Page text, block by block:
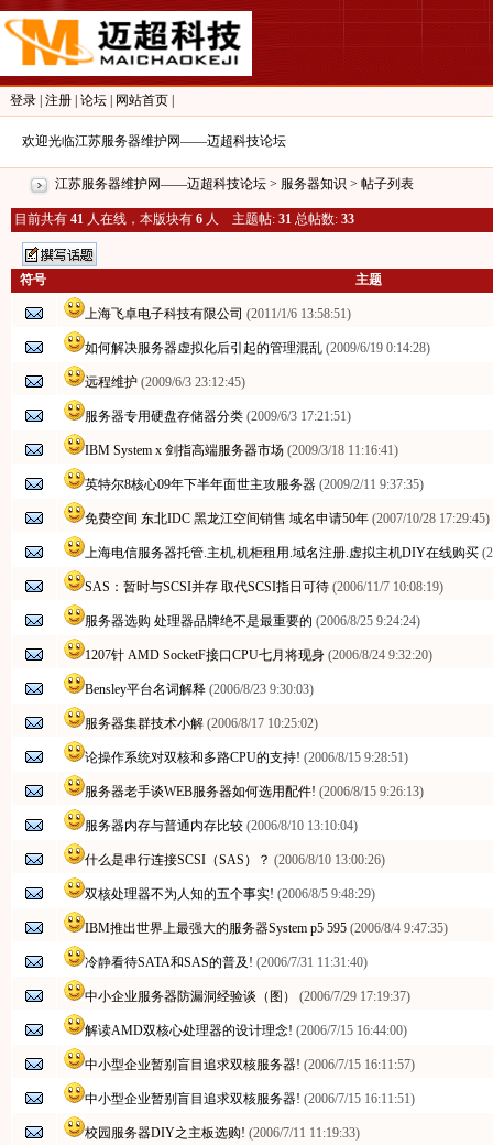
登录 注册 论坛 网站首页
欢迎光临江苏服务器维护网——迈超科技论坛
江苏服务器维护网——迈超科技论坛 > 服务器知识 > 帖子列表
目前共有 41 人在线，本版块有 6 人 主题帖: 31 总帖数: 33
符号 主题
上海飞卓电子科技有限公司 (2011/1/6 13:58:51)
如何解决服务器虚拟化后引起的管理混乱 (2009/6/19 0:14:28)
远程维护 (2009/6/3 23:12:45)
服务器专用硬盘存储器分类 (2009/6/3 17:21:51)
IBM System x 剑指高端服务器市场 (2009/3/18 11:16:41)
英特尔8核心09年下半年面世主攻服务器 (2009/2/11 9:37:35)
免费空间 东北IDC 黑龙江空间销售 域名申请50年 (2007/10/28 17:29:45)
上海电信服务器托管.主机,机柜租用.域名注册.虚拟主机DIY在线购买
SAS：暂时与SCSI并存 取代SCSI指日可待 (2006/11/7 10:08:19)
服务器选购 处理器品牌绝不是最重要的 (2006/8/25 9:24:24)
1207针 AMD SocketF接口CPU七月将现身 (2006/8/24 9:32:20)
Bensley平台名词解释 (2006/8/23 9:30:03)
服务器集群技术小解 (2006/8/17 10:25:02)
论操作系统对双核和多路CPU的支持! (2006/8/15 9:28:51)
服务器老手谈WEB服务器如何选用配件! (2006/8/15 9:26:13)
服务器内存与普通内存比较 (2006/8/10 13:10:04)
什么是串行连接SCSI（SAS）？ (2006/8/10 13:00:26)
双核处理器不为人知的五个事实! (2006/8/5 9:48:29)
IBM推出世界上最强大的服务器System p5 595 (2006/8/4 9:47:35)
冷静看待SATA和SAS的普及! (2006/7/31 11:31:40)
中小企业服务器防漏洞经验谈（图） (2006/7/29 17:19:37)
解读AMD双核心处理器的设计理念! (2006/7/15 16:44:00)
中小型企业暂别盲目追求双核服务器! (2006/7/15 16:11:57)
中小型企业暂别盲目追求双核服务器! (2006/7/15 16:11:51)
校园服务器DIY之主板选购! (2006/7/11 11:19:33)